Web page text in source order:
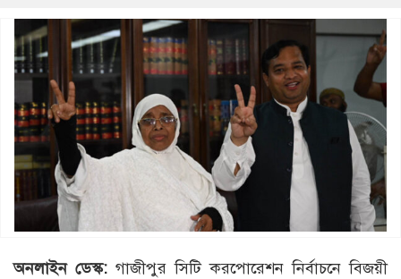
অনলাইন ডেস্ক: গাজীপুর সিটি করপোরেশন নির্বাচনে বিজয়ী